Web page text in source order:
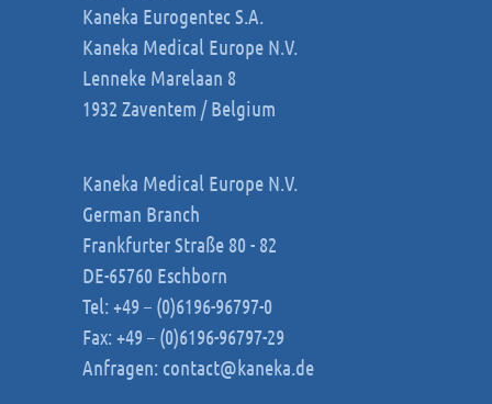
Kaneka Eurogentec S.A.
Kaneka Medical Europe N.V.
Lenneke Marelaan 8
1932 Zaventem / Belgium
Kaneka Medical Europe N.V.
German Branch
Frankfurter Straße 80 - 82
DE-65760 Eschborn
Tel: +49 – (0)6196-96797-0
Fax: +49 – (0)6196-96797-29
Anfragen: contact@kaneka.de